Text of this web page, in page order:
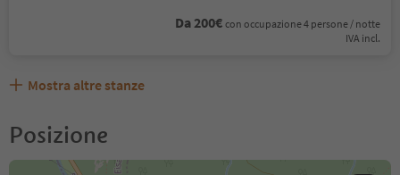
Da 200€ con occupazione 4 persone / notte
IVA incl.
Mostra altre stanze
Posizione